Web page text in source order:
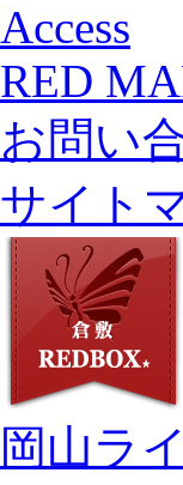
Access
RED
お問い
サイト
岡山ラ